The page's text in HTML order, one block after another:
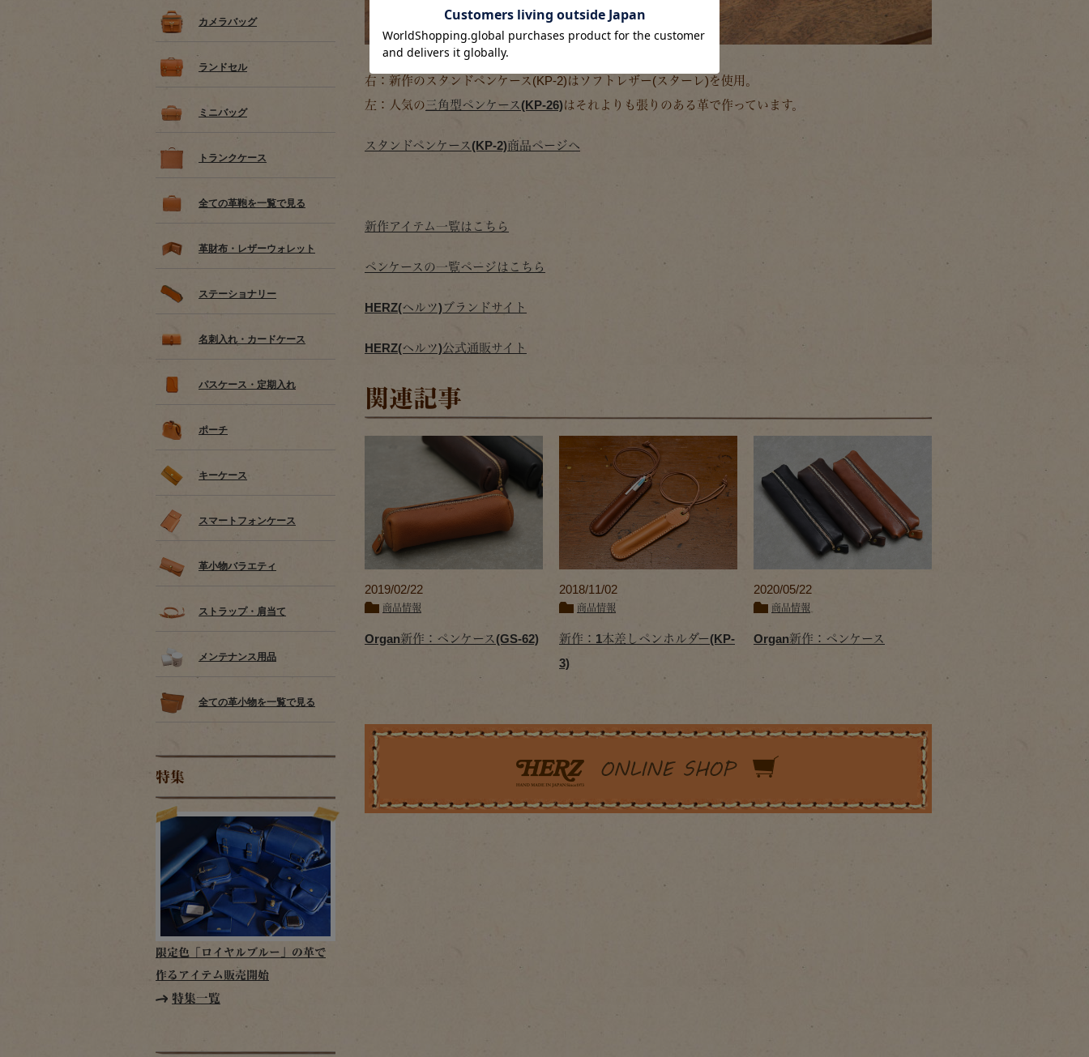
カメラバッグ
ランドセル
ミニバッグ
トランクケース
全ての革鞄を一覧で見る
革財布・レザーウォレット
ステーショナリー
名刺入れ・カードケース
パスケース・定期入れ
ポーチ
キーケース
スマートフォンケース
革小物バラエティ
ストラップ・肩当て
メンテナンス用品
全ての革小物を一覧で見る
特集
限定色「ロイヤルブルー」の革で
作るアイテム販売開始
特集一覧
右：新作のスタンドペンケース(KP-2)はソフトレザー(スターレ)を使用。
左：人気の三角型ペンケース(KP-26)はそれよりも張りのある革で作っています。
スタンドペンケース(KP-2)商品ページへ
新作アイテム一覧はこちら
ペンケースの一覧ページはこちら
HERZ(ヘルツ)ブランドサイト
HERZ(ヘルツ)公式通販サイト
関連記事
2019/02/22
商品情報
Organ新作：ペンケース(GS-62)
2018/11/02
商品情報
新作：1本差しペンホルダー(KP-
3)
2020/05/22
商品情報
Organ新作：ペンケース